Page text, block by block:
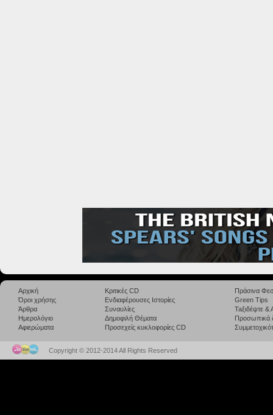
Αρχική
Όροι χρήσης
Άρθρα
Ημερολόγιο
Αφιερώματα
Κριτικές CD
Ενδιαφέρουσες Ιστορίες
Συναυλίες
Δημοφιλή Θέματα
Προσεχείς κυκλοφορίες CD
Πράσινα
Green Tips
Taξιδέψτε
Προσωπικά
Copyright © 2012-2014 All Rights Reserved